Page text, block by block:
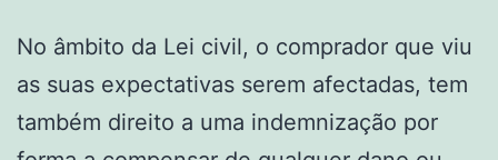
No âmbito da Lei civil, o comprador que viu
as suas expectativas serem afectadas, tem
também direito a uma indemnização por